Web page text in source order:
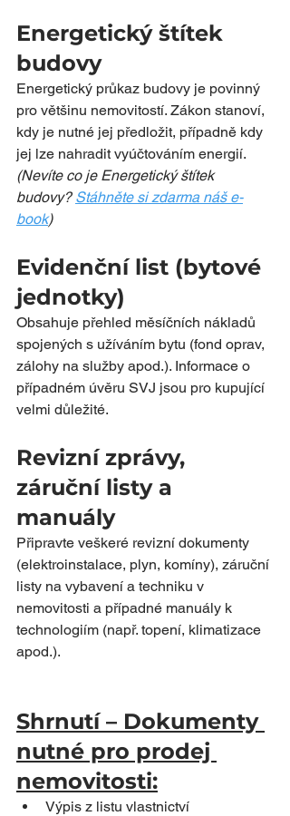
Energetický štítek
budovy
Energetický průkaz budovy je povinný
pro většinu nemovitostí. Zákon stanoví,
kdy je nutné jej předložit, případně kdy
jej lze nahradit vyúčtováním energií.
(Nevíte co je Energetický štítek
budovy? Stáhněte si zdarma náš e-
book)
Evidenční list (bytové
jednotky)
Obsahuje přehled měsíčních nákladů
spojených s užíváním bytu (fond oprav,
zálohy na služby apod.). Informace o
případném úvěru SVJ jsou pro kupující
velmi důležité.
Revizní zprávy,
záruční listy a
manuály
Připravte veškeré revizní dokumenty
(elektroinstalace, plyn, komíny), záruční
listy na vybavení a techniku v
nemovitosti a případné manuály k
technologiím (např. topení, klimatizace
apod.).
Shrnutí – Dokumenty
nutné pro prodej
nemovitosti:
Výpis z listu vlastnictví